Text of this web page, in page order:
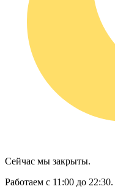
Сейчас мы закрыты.
Работаем с 11:00 до 22:30.